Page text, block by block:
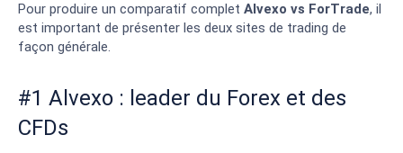
Pour produire un comparatif complet Alvexo vs ForTrade, il
est important de présenter les deux sites de trading de
façon générale.
#1 Alvexo : leader du Forex et des
CFDs